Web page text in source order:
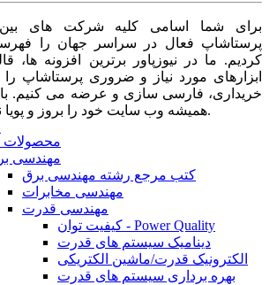
برای شما اسامی کلیه شرکت های بین
پرستاشاپ فعال در سراسر جهان را
کردیم. ما در نیوزپاور برترین افزونه ها،
ابزارهای مورد نیاز و ضروری پرستاشاپ
خریداری، فارسی سازی و عرضه می کنیم. با
همیشه وب سایت خود را بروز و پویا نگه دارید.
محصولات
مهندسی
کتب مرجع رشته مهندسی برق
مهندسی مخابرات
مهندسی قدرت
کیفیت توان - Power Quality
دینامیک سیستم های قدرت
الکترونیک قدرت/ماشین الکتریکی
بهره برداری سیستم های قدرت